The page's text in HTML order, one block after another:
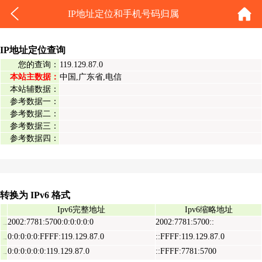
IP地址定位和手机号码归属
IP地址定位查询
您的查询： 119.129.87.0
本站主数据： 中国,广东省,电信
本站辅数据：
参考数据一：
参考数据二：
参考数据三：
参考数据四：
转换为 IPv6 格式
Ipv6完整地址 Ipv6缩略地址
2002:7781:5700:0:0:0:0:0 2002:7781:5700::
0:0:0:0:0:FFFF:119.129.87.0 ::FFFF:119.129.87.0
0:0:0:0:0:0:119.129.87.0 ::FFFF:7781:5700